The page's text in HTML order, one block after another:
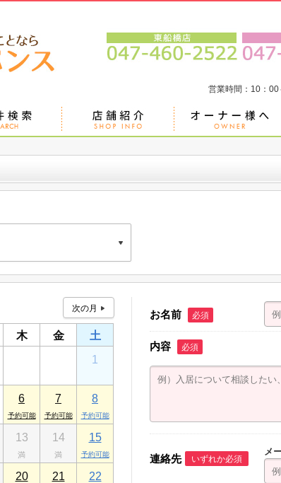
営業時間：10：
木 金
土
1
6 7 8
13 14 15
20 21 22
お名前 必須
内容 必須
連絡先 いずれか必須
メ